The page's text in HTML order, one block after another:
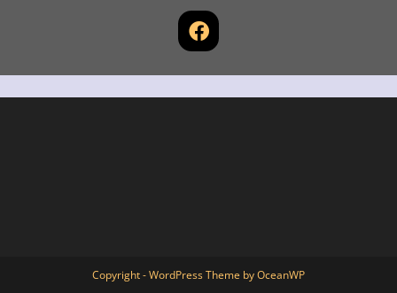
Copyright - WordPress Theme by OceanWP